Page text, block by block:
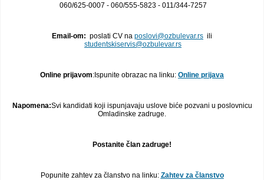
060/625-0007 - 060/555-5823 - 011/344-7257
Email-om: poslati CV na poslovi@ozbulevar.rs ili
studentskiservis@ozbulevar.rs
Online prijavom:Ispunite obrazac na linku: Online prijava
Napomena:Svi kandidati koji ispunjavaju uslove biće pozvani u poslovnicu
Omladinske zadruge.
Postanite član zadruge!
Popunite zahtev za članstvo na linku: Zahtev za članstvo